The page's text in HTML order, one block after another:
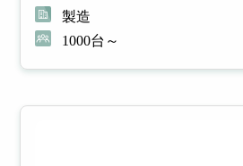
製造
1000台～